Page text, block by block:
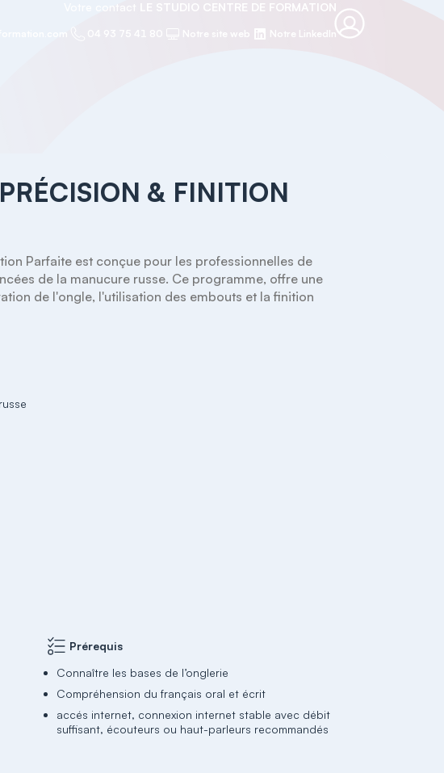
LE STUDIO CENTRE DE FORMATION
Notre site web Notre LinkedIn
& FINITION
Parfaite est conçue pour les professionnelles de
de la manucure russe. Ce programme, offre une
de l'ongle, l'utilisation des embouts et la finition
Prérequis
Connaître les bases de l’onglerie
Compréhension du français oral et écrit
accés internet, connexion internet stable avec débit
suffisant, écouteurs ou haut-parleurs recommandés